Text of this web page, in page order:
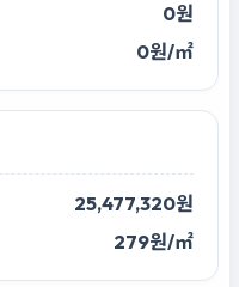
0원
0원/㎡
25,477,320원
279원/㎡